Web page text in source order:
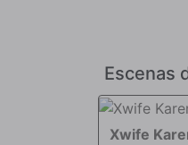
Escenas
Xwife